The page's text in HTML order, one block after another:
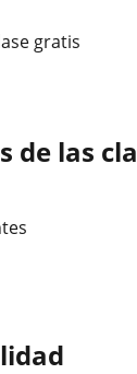
gratis
de las